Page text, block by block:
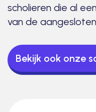
scholieren die al
van de
Bekijk ook onze